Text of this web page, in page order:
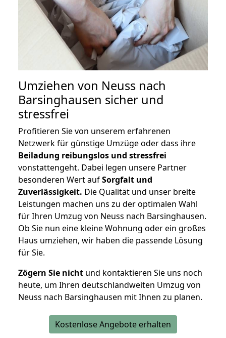
Umziehen von Neuss nach
Barsinghausen sicher und
stressfrei
Profitieren Sie von unserem erfahrenen
Netzwerk für günstige Umzüge oder dass ihre
Beiladung reibungslos und stressfrei
vonstattengeht. Dabei legen unsere Partner
besonderen Wert aufSorgfalt und
Zuverlässigkeit. Die Qualität und unser breite
Leistungen machen uns zu der optimalen Wahl
für Ihren Umzug von Neuss nach Barsinghausen.
Ob Sie nun eine kleine Wohnung oder ein großes
Haus umziehen, wir haben die passende Lösung
für Sie.
Zögern Sie nicht und kontaktieren Sie uns noch
heute, um Ihren deutschlandweiten Umzug von
Neuss nach Barsinghausen mit Ihnen zu planen.
Kostenlose Angebote erhalten